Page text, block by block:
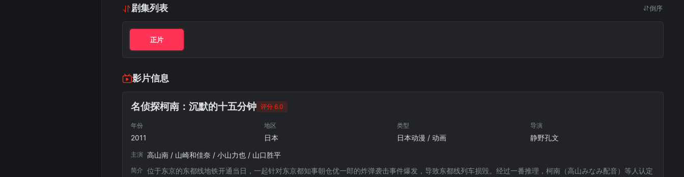
剧集列表 倒序
正片
影片信息
名侦探柯南：沉默的十五分钟 评分 6.0
年份
2011
地区
日本
类型
日本动漫 / 动画
导演
静野孔文
主演 高山南 / 山崎和佳奈 / 小山力也 / 山口胜平
简介 位于东京的东都线地铁开通当日，一起针对东京都知事朝仓优一郎的炸弹袭击事件爆发，导致东都线列车损毁。经过一番推理，柯南（高山みなみ配音）等人认定